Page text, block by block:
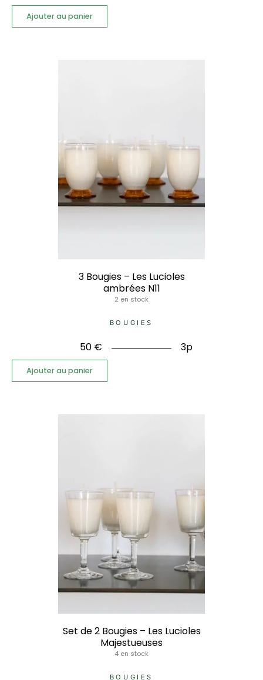
Ajouter au panier
3 Bougies – Les Lucioles
ambrées N11
2 en stock
BOUGIES
50 € 3p
Ajouter au panier
Set de 2 Bougies – Les Lucioles
Majestueuses
4 en stock
BOUGIES